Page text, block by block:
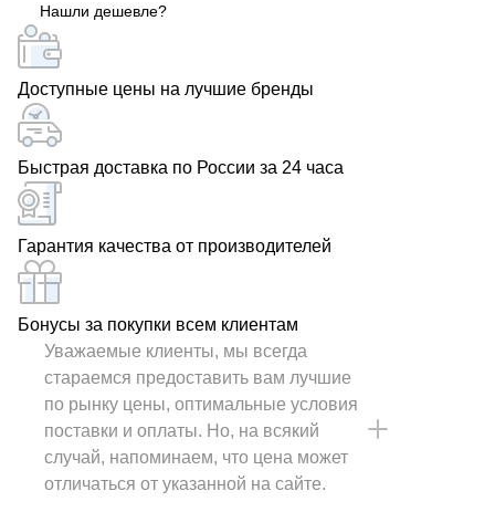
Нашли дешевле?
Доступные цены на лучшие бренды
Быстрая доставка по России за 24 часа
Гарантия качества от производителей
Бонусы за покупки всем клиентам
Уважаемые клиенты, мы всегда
стараемся предоставить вам лучшие
по рынку цены, оптимальные условия
поставки и оплаты. Но, на всякий
случай, напоминаем, что цена может
отличаться от указанной на сайте.